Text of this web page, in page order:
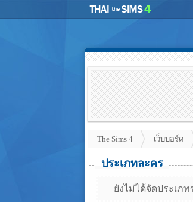
The Sims 4 เว็บบอร์ด
ประเภทละคร
ยังไม่ได้จัดประเภ